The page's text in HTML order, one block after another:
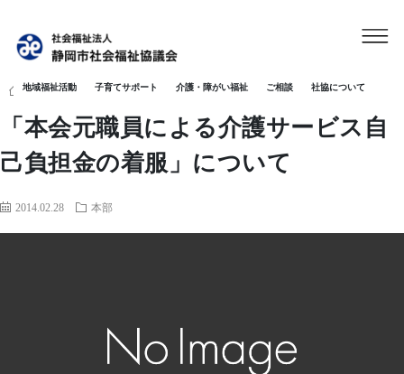
地域福祉活動 子育てサポート 介護・障がい福祉 ご相談 社協について
HOME 本部 「本会元職員による介護サービス自己負担金の着服」
「本会元職員による介護サービス自
己負担金の着服」について
2014.02.28 本部